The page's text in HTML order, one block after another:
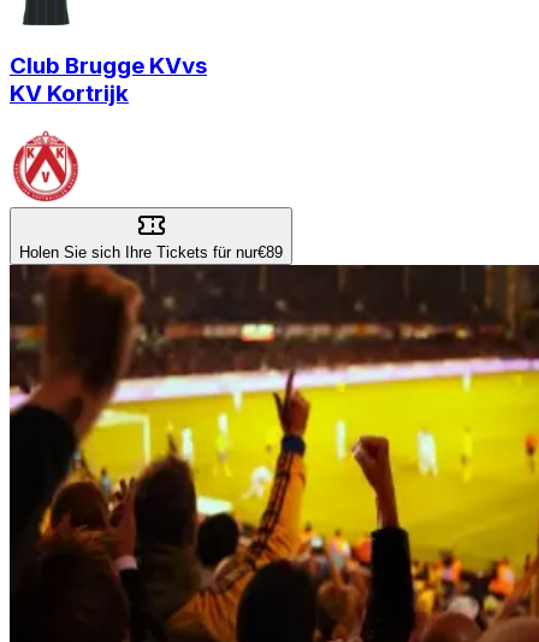
Club Brugge KVvs
KV Kortrijk
Holen Sie sich Ihre Tickets für nur€89